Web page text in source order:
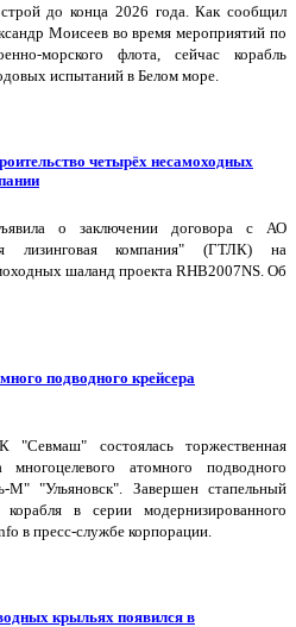
до конца 2026 года. Как сообщил
Моисеев во время мероприятий по
морского флота, сейчас корабль
испытаний в Белом море.
четырёх несамоходных
о заключении договора с АО
лизинговая компания" (ГТЛК) на
шаланд проекта RHB2007NS. Об
подводного крейсера
состоялась торжественная
атомного подводного
"Ульяновск". Завершен стапельный
в серии модернизированного
в пресс-службе корпорации.
крыльях появился в